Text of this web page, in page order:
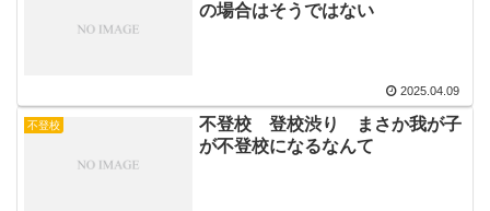
の場合はそうではない
2025.04.09
不登校
不登校 登校渋り まさか我が子
が不登校になるなんて